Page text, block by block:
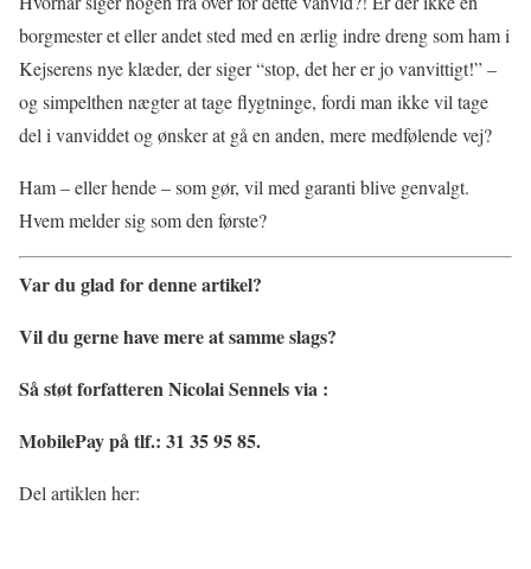
borgmester et eller andet sted med en ærlig indre dreng som ham i
Kejserens nye klæder, der siger “stop, det her er jo vanvittigt!” –
og simpelthen nægter at tage flygtninge, fordi man ikke vil tage
del i vanviddet og ønsker at gå en anden, mere medfølende vej?
Ham – eller hende – som gør, vil med garanti blive genvalgt.
Hvem melder sig som den første?
Var du glad for denne artikel?
Vil du gerne have mere at samme slags?
Så støt forfatteren Nicolai Sennels via :
MobilePay på tlf.: 31 35 95 85.
Del artiklen her: